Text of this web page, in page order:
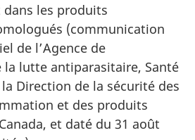
les produits
(communication
de l’Agence de
lutte antiparasitaire, Santé
la Direction de la sécurité des
et des produits
et daté du 31 août